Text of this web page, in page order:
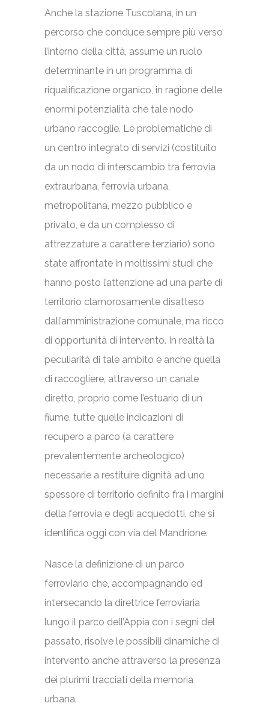
Anche la stazione Tuscolana, in un
percorso che conduce sempre più verso
l’interno della città, assume un ruolo
determinante in un programma di
riqualificazione organico, in ragione delle
enormi potenzialità che tale nodo
urbano raccoglie. Le problematiche di
un centro integrato di servizi (costituito
da un nodo di interscambio tra ferrovia
extraurbana, ferrovia urbana,
metropolitana, mezzo pubblico e
privato, e da un complesso di
attrezzature a carattere terziario) sono
state affrontate in moltissimi studi che
hanno posto l’attenzione ad una parte di
territorio clamorosamente disatteso
dall’amministrazione comunale, ma ricco
di opportunità di intervento. In realtà la
peculiarità di tale ambito è anche quella
di raccogliere, attraverso un canale
diretto, proprio come l’estuario di un
fiume, tutte quelle indicazioni di
recupero a parco (a carattere
prevalentemente archeologico)
necessarie a restituire dignità ad uno
spessore di territorio definito fra i margini
della ferrovia e degli acquedotti, che si
identifica oggi con via del Mandrione.
Nasce la definizione di un parco
ferroviario che, accompagnando ed
intersecando la direttrice ferroviaria
lungo il parco dell’Appia con i segni del
passato, risolve le possibili dinamiche di
intervento anche attraverso la presenza
dei plurimi tracciati della memoria
urbana.